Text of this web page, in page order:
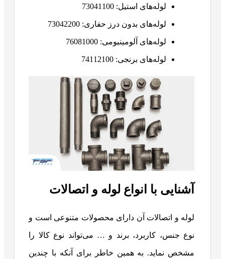
لوله‌های استیل: 73041100
لوله‌های بدون درز حفاری: 73042200
لوله‌های آلومینیومی: 76081000
لوله‌های برنجی: 74112100
آشنایی با انواع لوله و اتصالات
لوله و اتصالات آن دارای محصولات متنوعی است و
نوع جنس، کاربرد، برند و … می‌تواند نوع کالا را
مشخص نماید. به همین خاطر برای آنکه با چندین